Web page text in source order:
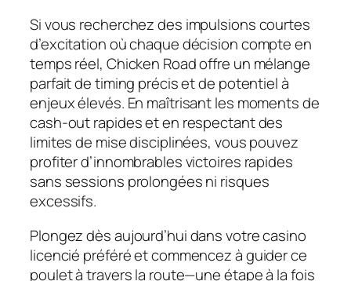
Si vous recherchez des impulsions courtes
d’excitation où chaque décision compte en
temps réel, Chicken Road offre un mélange
parfait de timing précis et de potentiel à
enjeux élevés. En maîtrisant les moments de
cash‑out rapides et en respectant des
limites de mise disciplinées, vous pouvez
profiter d’innombrables victoires rapides
sans sessions prolongées ni risques
excessifs.
Plongez dès aujourd’hui dans votre casino
licencié préféré et commencez à guider ce
poulet à travers la route—une étape à la fois